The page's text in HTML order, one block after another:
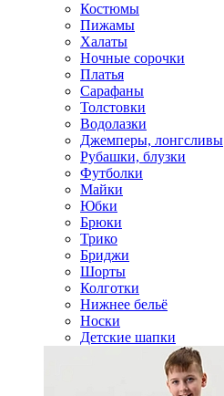
Костюмы
Пижамы
Халаты
Ночные сорочки
Платья
Сарафаны
Толстовки
Водолазки
Джемперы, лонгсливы
Рубашки, блузки
Футболки
Майки
Юбки
Брюки
Трико
Бриджи
Шорты
Колготки
Нижнее бельё
Носки
Детские шапки